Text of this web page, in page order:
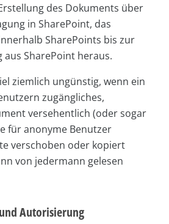
des Dokuments über
in SharePoint, das
SharePoints bis zur
aus SharePoint heraus.
ziemlich ungünstig, wenn ein
zugängliches,
versehentlich (oder sogar
für anonyme Benutzer
verschoben oder kopiert
von jedermann gelesen
Autorisierung